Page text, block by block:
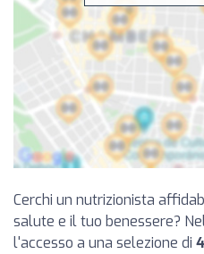
Cerchi un nutrizionista
salute e il tuo benessere?
l'accesso a una selezione di